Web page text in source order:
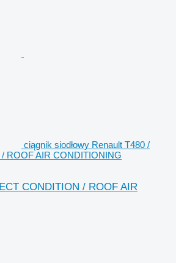
ciągnik siodłowy Renault T480 /
ROOF AIR CONDITIONING
CONDITION / ROOF AIR